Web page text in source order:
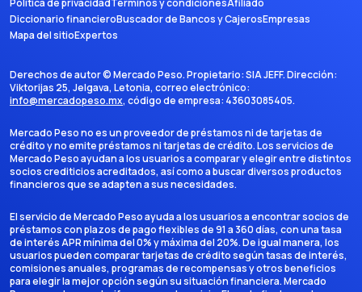
Política de privacidadTérminos y condicionesAfiliado
Diccionario financieroBuscador de Bancos y CajerosEmpresas
Mapa del sitioExpertos
Derechos de autor ©Mercado Peso. Propietario:SIA JEFF. Dirección:
Viktorijas 25, Jelgava, Letonia, correo electrónico:
info@mercadopeso.mx, código de empresa: 43603085405.
Mercado Peso no es un proveedor de préstamos ni de tarjetas de
crédito y no emite préstamos ni tarjetas de crédito. Los servicios de
Mercado Peso ayudan a los usuarios a comparar y elegir entre distintos
socios crediticios acreditados, así como a buscar diversos productos
financieros que se adapten a sus necesidades.
El servicio de Mercado Peso ayuda a los usuarios a encontrar socios de
préstamos con plazos de pago flexibles de 91 a 360 días, con una tasa
de interés APR mínima del 0% y máxima del 20%. De igual manera, los
usuarios pueden comparar tarjetas de crédito según tasas de interés,
comisiones anuales, programas de recompensas y otros beneficios
para elegir la mejor opción según su situación financiera. Mercado